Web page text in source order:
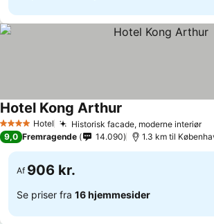
4 StjernerHotel Historisk facade, moderne interiør
Hotel Kong Arthur
9,0 Fremragende 14.090 1.3 km til
Af 906 kr.
Se priser fra 16 hjemmesider